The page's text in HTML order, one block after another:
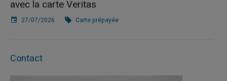
avec la carte Veritas
27/07/2026 Carte prépayée
Contact